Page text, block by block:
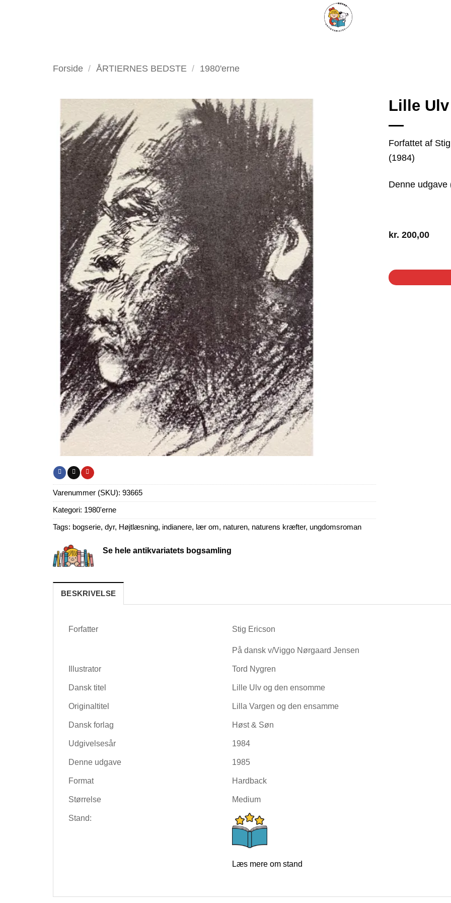
Forside / ÅRTIERNES BEDSTE / 1980'erne
Tilføj
som
favorit
Varenummer (SKU): 93665
Kategori: 1980'erne
Tags: bogserie, dyr, Højtlæsning, indianere, lær om, naturen, naturens kræfter, ungdomsroman
Se hele antikvariatets bogsamling
Lille
Forfattet af
(1984)
Denne udgave
kr. 200,00
BESKRIVELSE
Forfatter Stig Ericson
På dansk v/Viggo Nørgaard Jensen
Illustrator Tord Nygren
Dansk titel Lille Ulv og den ensomme
Originaltitel Lilla Vargen og den ensamme
Dansk forlag Høst & Søn
Udgivelsesår 1984
Denne udgave 1985
Format Hardback
Størrelse Medium
Stand:
Læs mere om stand